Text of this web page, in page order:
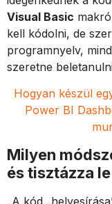
Visual Basic
kell kódolni, de
programnyelv,
szeretne
Hogyan készül
Power BI
Milyen
és tisztázza
„A kód